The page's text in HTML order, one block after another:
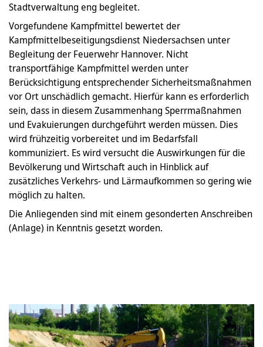
Stadtverwaltung eng begleitet.
Vorgefundene Kampfmittel bewertet der
Kampfmittelbeseitigungsdienst Niedersachsen unter
Begleitung der Feuerwehr Hannover. Nicht
transportfähige Kampfmittel werden unter
Berücksichtigung entsprechender Sicherheitsmaßnahmen
vor Ort unschädlich gemacht. Hierfür kann es erforderlich
sein, dass in diesem Zusammenhang Sperrmaßnahmen
und Evakuierungen durchgeführt werden müssen. Dies
wird frühzeitig vorbereitet und im Bedarfsfall
kommuniziert. Es wird versucht die Auswirkungen für die
Bevölkerung und Wirtschaft auch in Hinblick auf
zusätzliches Verkehrs- und Lärmaufkommen so gering wie
möglich zu halten.
Die Anliegenden sind mit einem gesonderten Anschreiben
(Anlage) in Kenntnis gesetzt worden.